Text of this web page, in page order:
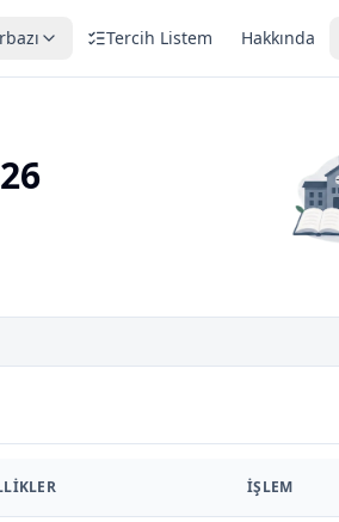
Tercih Listem Hakkında
İŞLEM